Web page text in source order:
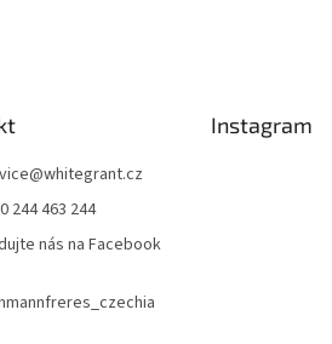
@whitegrant.cz
244 463 244
nás na Facebook
Instagram